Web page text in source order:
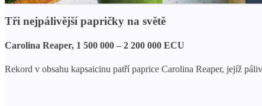
Tři nejpálivější papričky na světě
Carolina Reaper, 1 500 000 – 2 200 000 ECU
Rekord v obsahu kapsaicinu patří paprice Carolina Reaper, jejíž